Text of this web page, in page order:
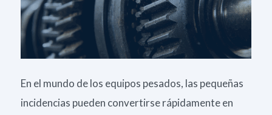
En el mundo de los equipos pesados, las pequeñas
incidencias pueden convertirse rápidamente en